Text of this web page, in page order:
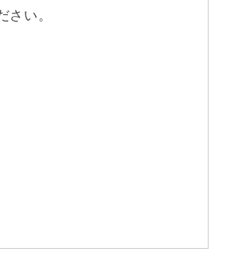
い。